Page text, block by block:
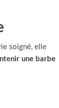
soigné, elle
une barbe